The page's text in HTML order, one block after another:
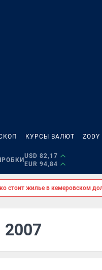
КУРСЫ ВАЛЮТ ZODY
USD 82,17
EUR 94,84
стоит жилье в кемеровском
2007